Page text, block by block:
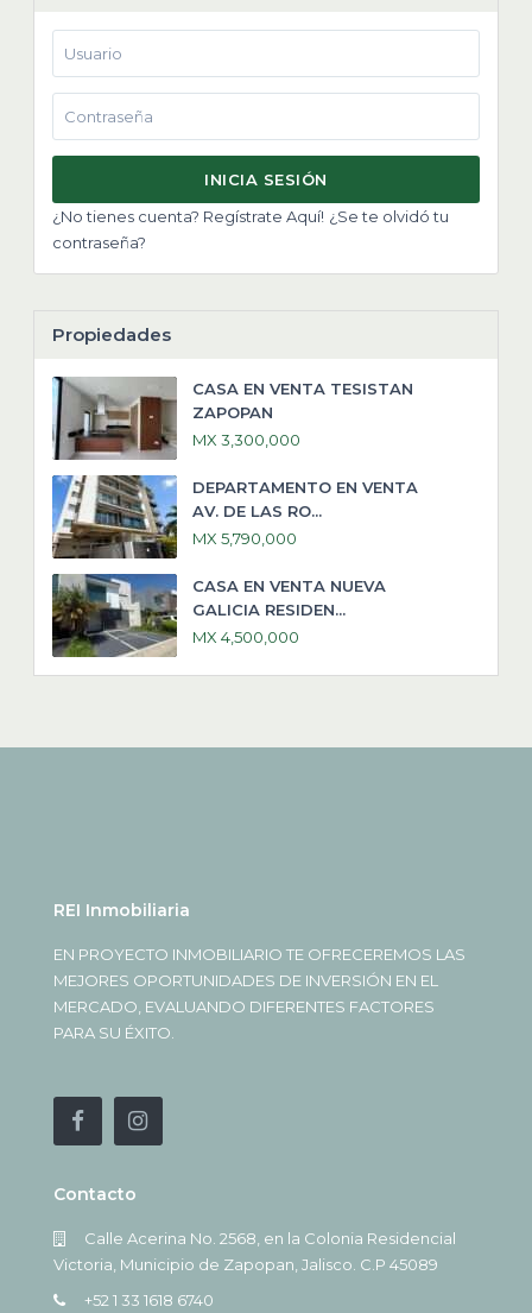
INICIA SESIÓN
¿No tienes cuenta? Regístrate Aquí! ¿Se te olvidó tu
contraseña?
Propiedades
CASA EN VENTA TESISTAN
ZAPOPAN
MX 3,300,000
DEPARTAMENTO EN VENTA
AV. DE LAS RO...
MX 5,790,000
CASA EN VENTA NUEVA
GALICIA RESIDEN...
MX 4,500,000
REI Inmobiliaria
EN PROYECTO INMOBILIARIO TE OFRECEREMOS LAS
MEJORES OPORTUNIDADES DE INVERSIÓN EN EL
MERCADO, EVALUANDO DIFERENTES FACTORES
PARA SU ÉXITO.
Contacto
Calle Acerina No. 2568, en la Colonia Residencial
Victoria, Municipio de Zapopan, Jalisco. C.P 45089
+52 1 33 1618 6740